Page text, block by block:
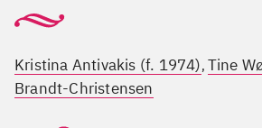
Kristina Antivakis (f. 1974), Tine
Brandt-Christensen